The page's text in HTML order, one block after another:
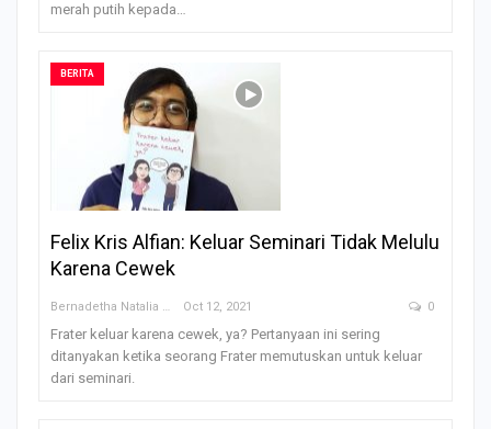
merah putih kepada…
BERITA
Felix Kris Alfian: Keluar Seminari Tidak Melulu
Karena Cewek
Bernadetha Natalia Saklil Oct 12, 2021 0
Frater keluar karena cewek, ya? Pertanyaan ini sering
ditanyakan ketika seorang Frater memutuskan untuk keluar
dari seminari.